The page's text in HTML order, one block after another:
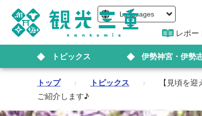
Languages
レポー
トピックス 伊勢神宮・伊勢
トップ › トピックス ›
【見頃を
ご紹介します♪